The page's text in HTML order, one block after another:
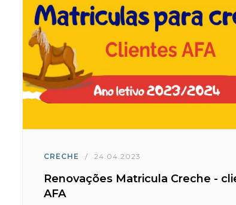
CRECHE / 24.04.2023
Renovações Matricula Creche -
AFA